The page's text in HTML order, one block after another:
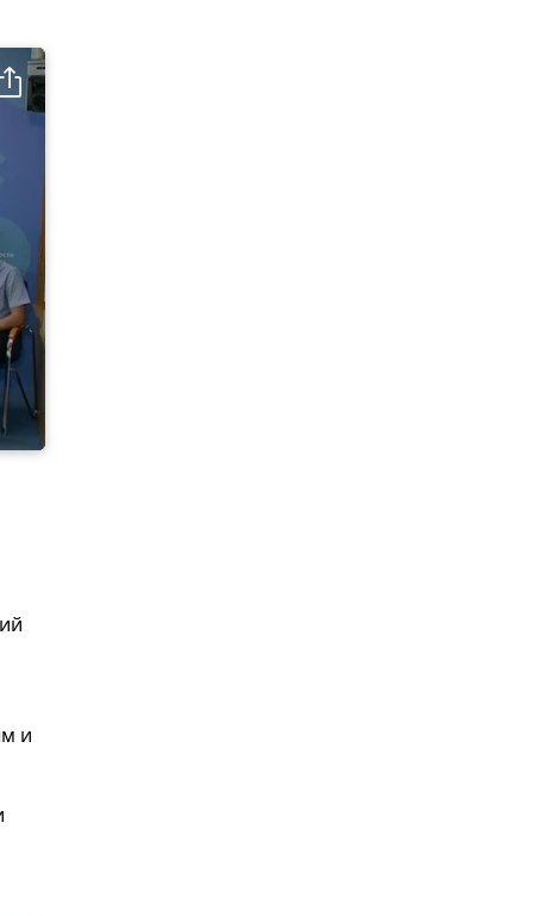
и